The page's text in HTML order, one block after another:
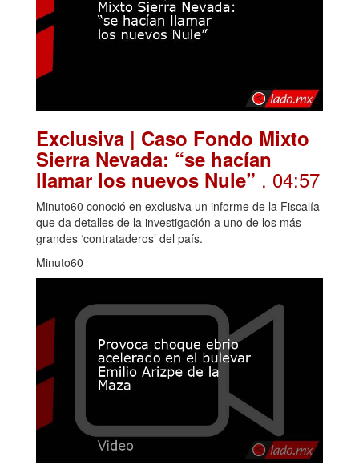
Exclusiva | Caso Fondo Mixto
Sierra Nevada: “se hacían
llamar los nuevos Nule” . 04:57
Minuto60 conoció en exclusiva un informe de la Fiscalía
que da detalles de la investigación a uno de los más
grandes ‘contrataderos’ del país.
Minuto60